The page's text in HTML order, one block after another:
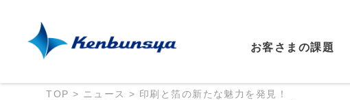
お客さまの課題
TOP > ニュース > 印刷と箔の新たな魅力を発見！